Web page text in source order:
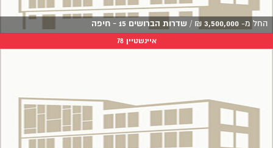
החל מ- 3,500,000
₪
/ שדרות הברושים 15 - חיפה
איינשטיין 78